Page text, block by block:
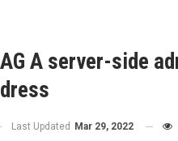
A server-side
Last Updated Mar 29, 2022